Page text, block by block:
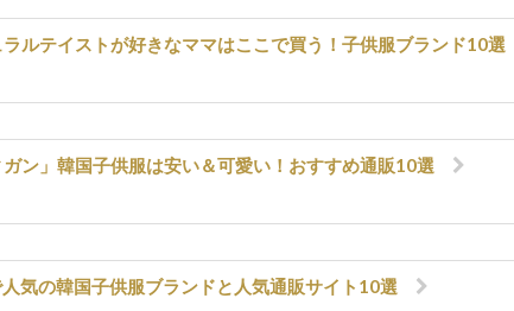
ラルテイストが好きなママはここで買う！子供服ブランド10選
ガン」韓国子供服は安い＆可愛い！おすすめ通販10選
人気の韓国子供服ブランドと人気通販サイト10選